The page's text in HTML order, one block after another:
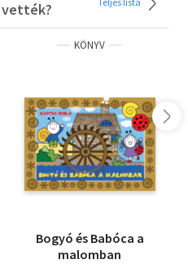
KÖNYV
Bogyó és Babóca a
malomban